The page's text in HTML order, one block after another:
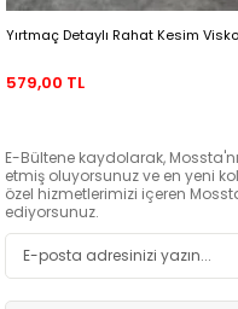
Yırtmaç Detaylı Rahat Kesim
579,00 TL
E-Bültene kaydolarak,
etmiş oluyorsunuz ve en yeni
özel hizmetlerimizi içeren
ediyorsunuz.